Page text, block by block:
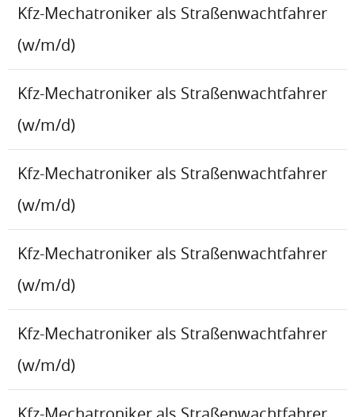
Kfz-Mechatroniker als Straßenwachtfahrer
(w/m/d)
Kfz-Mechatroniker als Straßenwachtfahrer
(w/m/d)
Kfz-Mechatroniker als Straßenwachtfahrer
(w/m/d)
Kfz-Mechatroniker als Straßenwachtfahrer
(w/m/d)
Kfz-Mechatroniker als Straßenwachtfahrer
(w/m/d)